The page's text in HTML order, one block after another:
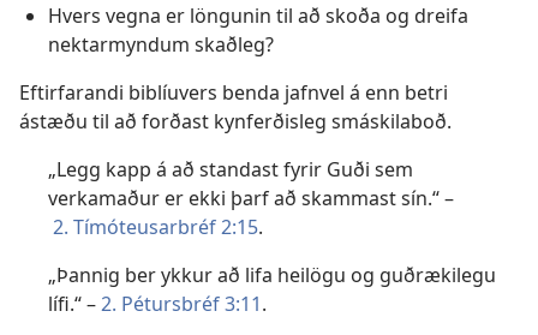
Hvers vegna er löngunin til að skoða og dreifa
nektarmyndum skaðleg?
Eftirfarandi biblíuvers benda jafnvel á enn betri
ástæðu til að forðast kynferðisleg smáskilaboð.
„Legg kapp á að standast fyrir Guði sem
verkamaður er ekki þarf að skammast sín.“ –
2. Tímóteusarbréf 2:15.
„Þannig ber ykkur að lifa heilögu og guðrækilegu
lífi.“ –2. Pétursbréf 3:11.